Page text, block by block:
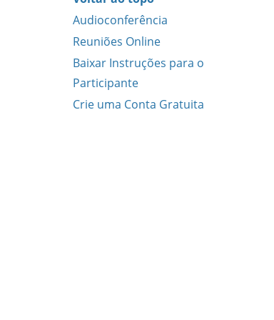
Audioconferência
Reuniões Online
Baixar Instruções para o
Participante
Crie uma Conta Gratuita